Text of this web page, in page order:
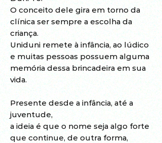
O conceito dele gira em torno da
clínica ser sempre a escolha da
criança.
Uniduni remete à infância, ao lúdico
e muitas pessoas possuem alguma
memória dessa brincadeira em sua
vida.
Presente desde a infância, até a
juventude,
a ideia é que o nome seja algo forte
que continue, de outra forma,